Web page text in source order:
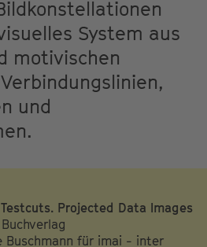
System aus
motivischen
und
Projected Data Images
Buschmann für imai - inter